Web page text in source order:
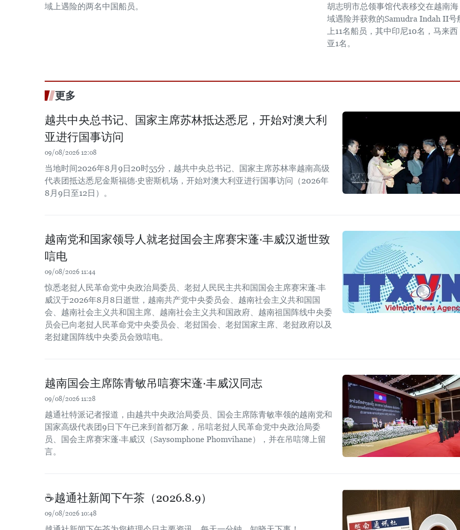
域上遇险的两名中国船员。
胡志明市总领事馆代表移交在越南海
域遇险并获救的Samudra Indah II号
上11名船员，其中印尼10名，马来西
亚1名。
更多
越共中央总书记、国家主席苏林抵达悉尼，开始对澳大利
亚进行国事访问
09/08/2026 12:08
当地时间2026年8月9日20时55分，越共中央总书记、国家主席苏林率越南高级
代表团抵达悉尼金斯福德·史密斯机场，开始对澳大利亚进行国事访问（2026年
8月9日至12日）。
越南党和国家领导人就老挝国会主席赛宋蓬·丰威汉逝世致
唁电
09/08/2026 11:44
惊悉老挝人民革命党中央政治局委员、老挝人民民主共和国国会主席赛宋蓬·丰
威汉于2026年8月8日逝世，越南共产党中央委员会、越南社会主义共和国国
会、越南社会主义共和国主席、越南社会主义共和国政府、越南祖国阵线中央委
员会已向老挝人民革命党中央委员会、老挝国会、老挝国家主席、老挝政府以及
老挝建国阵线中央委员会致唁电。
越南国会主席陈青敏吊唁赛宋蓬·丰威汉同志
09/08/2026 11:28
越通社特派记者报道，由越共中央政治局委员、国会主席陈青敏率领的越南党和
国家高级代表团9日下午已来到首都万象，吊唁老挝人民革命党中央政治局委
员、国会主席赛宋蓬·丰威汉（Saysomphone Phomvihane），并在吊唁簿上留
言。
☕️越通社新闻下午茶（2026.8.9）
09/08/2026 10:48